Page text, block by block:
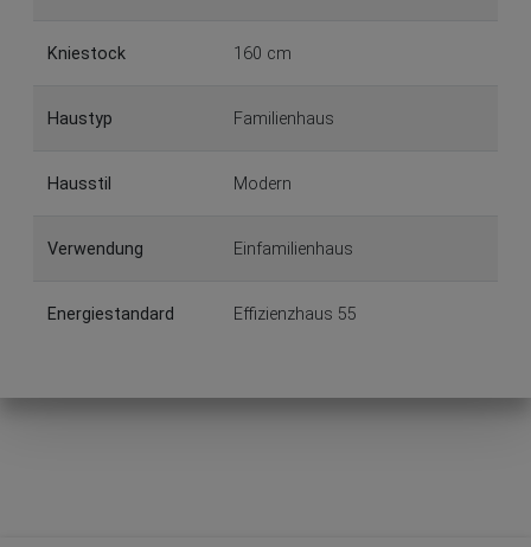
Kniestock 160 cm
Haustyp Familienhaus
Hausstil Modern
Verwendung Einfamilienhaus
Energiestandard Effizienzhaus 55